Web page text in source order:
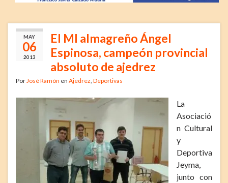
MAY
06
2013
El MI almagreño Ángel
Espinosa, campeón provincial
absoluto de ajedrez
Por José Ramón en Ajedrez Deportivas
La
Asociació
n Cultural
y
Deportiva
Jeyma,
junto con